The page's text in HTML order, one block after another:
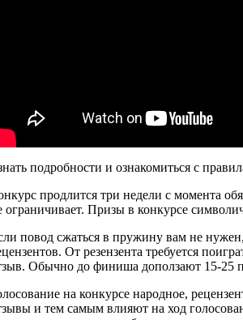
подробности и ознакомиться с
продлится три недели с момента
ограничивает. Призы в конкурсе
повод сжаться в пружину вам не
От резензента требуется
Обычно до финиша доползают 15-25
на конкурсе народное,
и тем самым влияют на ход